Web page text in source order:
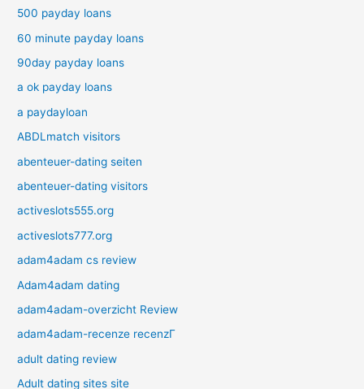
500 payday loans
60 minute payday loans
90day payday loans
a ok payday loans
a paydayloan
ABDLmatch visitors
abenteuer-dating seiten
abenteuer-dating visitors
activeslots555.org
activeslots777.org
adam4adam cs review
Adam4adam dating
adam4adam-overzicht Review
adam4adam-recenze recenzГ­
adult dating review
Adult dating sites site